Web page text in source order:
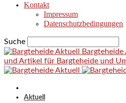
Kontakt
Impressum
Datenschutzbedingungen
Suche
und Artikel für Bargteheide und
Aktuell